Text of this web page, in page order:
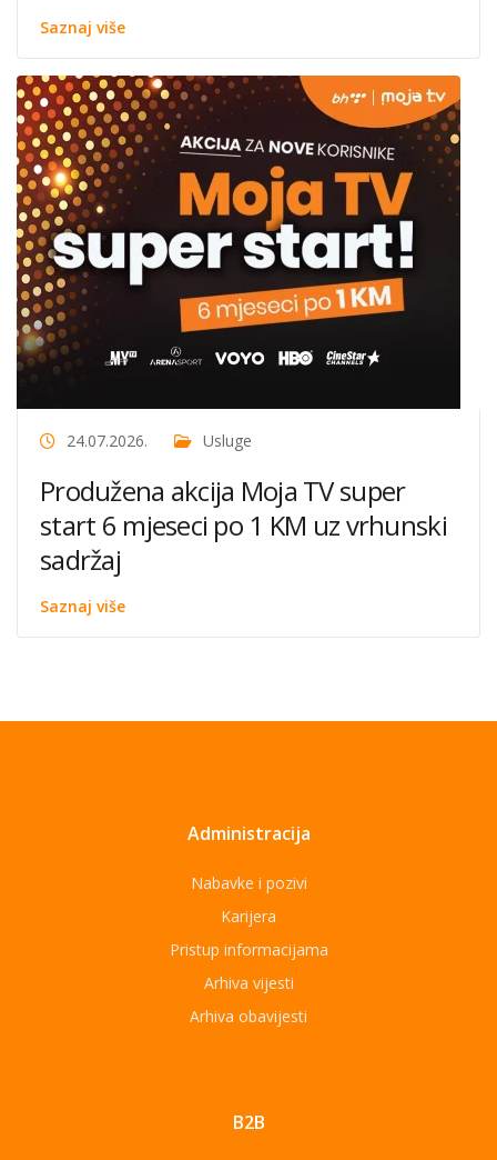
Saznaj više
24.07.2026. Usluge
Produžena akcija Moja TV super
start 6 mjeseci po 1 KM uz vrhunski
sadržaj
Saznaj više
Administracija
Nabavke i pozivi
Karijera
Pristup informacijama
Arhiva vijesti
Arhiva obavijesti
B2B